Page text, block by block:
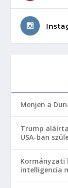
Menjen a
Trump
USA-ban
Kormányzati
intelligencia